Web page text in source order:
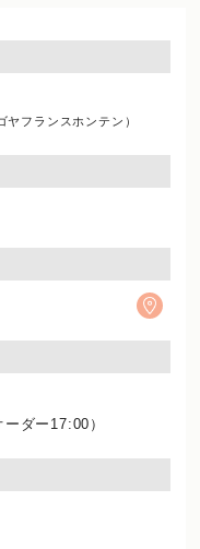
ヤフランスホンテン）
ダー17:00）